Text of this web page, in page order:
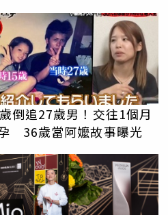
倒追27歲男！交往1個月
36歲當阿嬤故事曝光